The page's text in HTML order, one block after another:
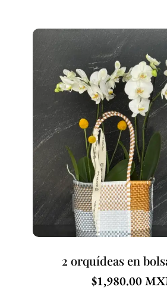
2 orquídeas en
$1,980.00